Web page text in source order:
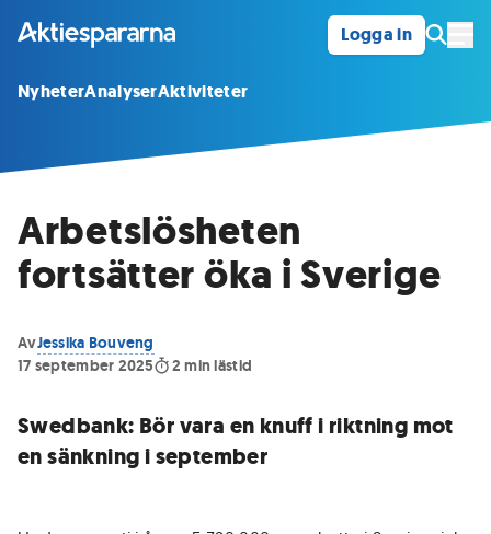
Logga in
NyheterAnalyserAktiviteter
Arbetslösheten
fortsätter öka i Sverige
AvJessika Bouveng
17 september 2025
2 min lästid
Swedbank: Bör vara en knuff i riktning mot
en sänkning i september